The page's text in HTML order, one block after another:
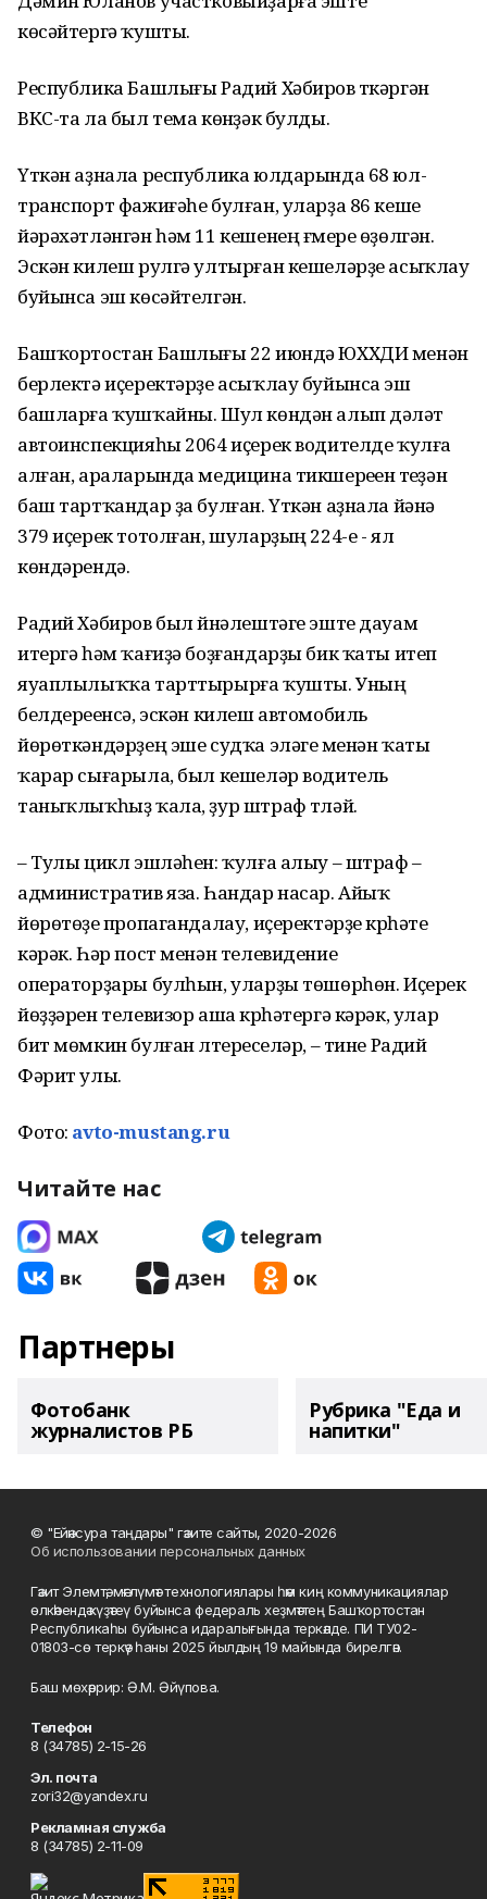
көсәйтергә ҡушты.
Республика Башлығы Радий Хәбиров үткәргән
ВКС-та ла был тема көнүҙәк булды.
Үткән аҙнала республика юлдарында 68 юл-
транспорт фажиғәһе булған, уларҙа 86 кеше
йәрәхәтләнгән һәм 11 кешенең ғүмере өҙөлгән.
Эскән килеш рулгә ултырған кешеләрҙе асыҡлау
буйынса эш көсәйтелгән.
Башҡортостан Башлығы 22 июндә ЮХХДИ менән
берлектә иҫеректәрҙе асыҡлау буйынса эш
башларға ҡушҡайны. Шул көндән алып дәүләт
автоинспекцияһы 2064 иҫерек водителде ҡулға
алған, араларында медицина тикшереүен үтеүҙән
баш тартҡандар ҙа булған. Үткән аҙнала йәнә
379 иҫерек тотолған, шуларҙың 224-е - ял
көндәрендә.
Радий Хәбиров был йүнәлештәге эште дауам
итергә һәм ҡағиҙә боҙғандарҙы бик ҡаты итеп
яуаплылыҡҡа тарттырырға ҡушты. Уның
белдереүенсә, эскән килеш автомобиль
йөрөткәндәрҙең эше судҡа эләгеү менән ҡаты
ҡарар сығарыла, был кешеләр водитель
таныҡлыҡһыҙ ҡала, ҙур штраф түләй.
– Тулы цикл эшләһен: ҡулға алыу – штраф –
административ яза. Һандар насар. Айыҡ
йөрөтөүҙе пропагандалау, иҫеректәрҙе күрһәтеү
кәрәк. Һәр пост менән телевидение
операторҙары булһын, уларҙы төшөрһөн. Иҫерек
йөҙҙәрен телевизор аша күрһәтергә кәрәк, улар
бит мөмкин булған үлтереүселәр, – тине Радий
Фәрит улы.
Фото: avto-mustang.ru
Читайте нас
Партнеры
Фотобанк
журналистов РБ
Рубрика "Еда и
напитки"
© "Ейәнсура таңдары" гәзите сайты, 2020-2026
Об использовании персональных данных
Гәзит Элемтә, мәғлүмәт технологиялары һәм киң коммуникациялар
өлкәһендә күҙәтеү буйынса федераль хеҙмәттең Башҡортостан
Республикаһы буйынса идаралығында теркәлде. ПИ ТУ02-
01803-сө теркәү һаны 2025 йылдың 19 майында бирелгән.
Баш мөхәррир: Ә.М. Әйүпова.
Телефон
8 (34785) 2-15-26
Эл. почта
zori32@yandex.ru
Рекламная служба
8 (34785) 2-11-09